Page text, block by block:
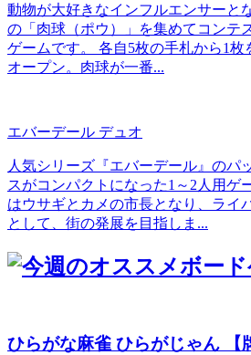
動物が大好きなインフルエンサーと
の「肉球（ポウ）」を集めてコンテ
ゲームです。 各自5枚の手札から1枚
オープン。肉球が一番...
エバーデール デュオ
人気シリーズ『エバーデール』のパ
スがコンパクトになった1～2人用ゲ
はウサギとカメの市長となり、ライ
として、街の発展を目指しま...
ひらがな麻雀 ひらがじゃん 【